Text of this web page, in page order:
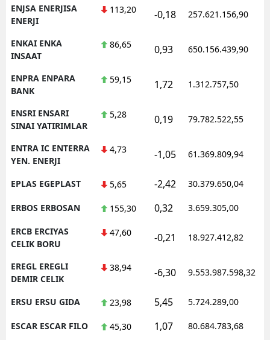
ENJSA ENERJISA
ENERJI
113,20 -0,18 257.621.156,90
ENKAI ENKA
INSAAT
86,65 0,93 650.156.439,90
ENPRA ENPARA
BANK
59,15 1,72 1.312.757,50
ENSRI ENSARI
SINAI YATIRIMLAR
5,28 0,19 79.782.522,55
ENTRA IC ENTERRA
YEN. ENERJI
4,73 -1,05 61.369.809,94
EPLAS EGEPLAST 5,65 -2,42 30.379.650,04
ERBOS ERBOSAN 155,30 0,32 3.659.305,00
ERCB ERCIYAS
CELIK BORU
47,60 -0,21 18.927.412,82
EREGL EREGLI
DEMIR CELIK
38,94 -6,30 9.553.987.598,32
ERSU ERSU GIDA 23,98 5,45 5.724.289,00
ESCAR ESCAR FILO 45,30 1,07 80.684.783,68